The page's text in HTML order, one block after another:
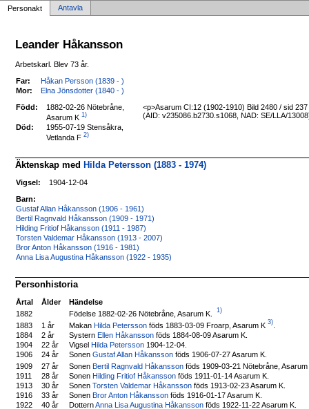
Personakt Antavla
Leander Håkansson
Arbetskarl. Blev 73 år.
Far:
Håkan Persson (1839 - )
Mor:
Elna Jönsdotter (1840 - )
Född:
1882-02-26 Nötebråne,
Asarum K 1)
<p>Asarum CI:12 (1902-1910) Bild 2480 / sid
(AID: v235086.b2730.s1068, NAD: SE/LLA/
Död:
1955-07-19 Stensåkra,
Vetlanda F 2)
Äktenskap medHilda Petersson (1883 - 1974)
Vigsel: 1904-12-04
Barn:
Gustaf Allan Håkansson (1906 - 1961)
Bertil Ragnvald Håkansson (1909 - 1971)
Hilding Fritiof Håkansson (1911 - 1987)
Torsten Valdemar Håkansson (1913 - 2007)
Bror Anton Håkansson (1916 - 1981)
Anna Lisa Augustina Håkansson (1922 - 1935)
Personhistoria
Årtal Ålder
Händelse
1882
Födelse 1882-02-26 Nötebråne, Asarum K. 1)
1883 1 år MakanHilda Petersson föds 1883-03-09 Froarp, Asarum K 3)
1884
2 år SysternEllen Håkansson föds 1884-08-09 Asarum K.
1904
22 år VigselHilda Petersson 1904-12-04.
1906
24 år SonenGustaf Allan Håkansson föds 1906-07-27 Asarum K.
1909
27 år SonenBertil Ragnvald Håkansson föds 1909-03-21 Nötebråne, Asarum
1911
28 år SonenHilding Fritiof Håkansson föds 1911-01-14 Asarum K.
1913
30 år SonenTorsten Valdemar Håkansson föds 1913-02-23 Asarum K.
1916
33 år SonenBror Anton Håkansson föds 1916-01-17 Asarum K.
1922
40 år DotternAnna Lisa Augustina Håkansson föds 1922-11-22 Asarum K.